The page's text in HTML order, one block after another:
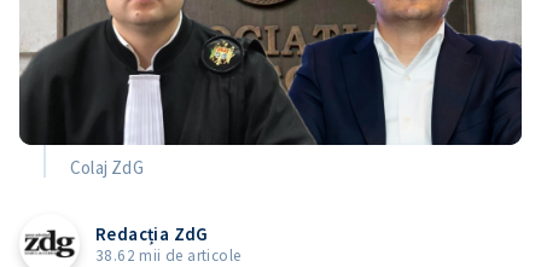
Colaj ZdG
Redacția ZdG
38.62 mii de articole